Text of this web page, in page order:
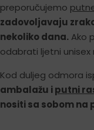
preporučujemo
zadovoljavaju
nekoliko dana. Ako
odabrati ljetni
Kod duljeg odmora
ambalažu iputni
nositi sa sobom na